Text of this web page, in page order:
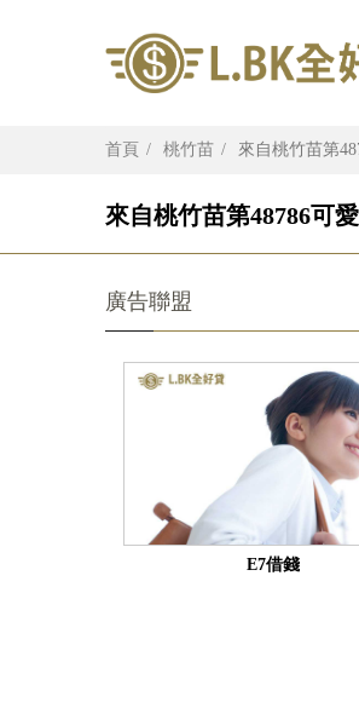
首頁 桃竹苗 來自桃竹苗第
來自桃竹苗第48786可
廣告聯盟
E7借錢